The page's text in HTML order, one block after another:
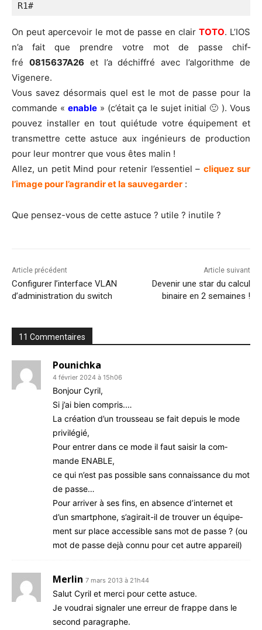
R1#
On peut aper­ce­voir le mot de passe en clairTOTO. L’IOS
n’a fait que prendre votre mot de passe chif­
fré 0815637A26 et l’a déchif­fré avec l’algorithme de
Vigenere.
Vous savez désor­mais quel est le mot de passe pour la
com­mande «enable » (c’était ça le sujet ini­tial 🙂 ). Vous
pou­vez ins­tal­ler en tout quié­tude votre équi­pe­ment et
trans­mettre cette astuce aux ingé­nieurs de pro­duc­tion
pour leur mon­trer que vous êtes malin !
Allez, un petit Mind pour rete­nir l’es­sen­tiel – cli­quez sur
l’i­mage pour l’a­gran­dir et la sau­ve­gar­der :
Que pen­sez-vous de cette astuce ? utile ? inutile ?
Article précédent
Configurer l’interface VLAN
d’administration du switch
Article suivant
Devenir une star du calcul
binaire en 2 semaines !
11 Commentaires
Pounichka
4 février 2024 à 15h06
Bon­jour Cyril,
Si j’ai bien compris.…
La créa­tion d’un trous­seau se fait depuis le mode
privilégié,
Pour entrer dans ce mode il faut sai­sir la com­
mande ENABLE,
ce qui n’est pas pos­sible sans connais­sance du mot
de passe…
Pour arri­ver à ses fins, en absence d’in­ter­net et
d’un smart­phone, s’a­gi­rait-il de trou­ver un équi­pe­
ment sur place acces­sible sans mot de passe ? (ou
mot de passe dejà connu pour cet autre appareil)
Merlin 7 mars 2013 à 21h44
Salut Cyril et mer­ci pour cette astuce.
Je vou­drai signa­ler une erreur de frappe dans le
second paragraphe.